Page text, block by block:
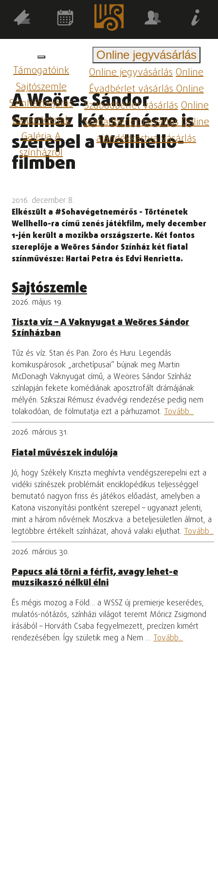
Támogatóink
Sajtószemle
Színházbejárás
csoportoknak
GalériaA
színházról
Online jegyvásárlás
Online jegyvásárlásOnline
Évadbérlet vásárlásOnline
Szabadbérlet vásárlásOnline
Szabadbérlet beváltásOnline
ajándékkártya vásárlás
A Weöres Sándor
Színház két színésze is
szerepel a Wellhello-
filmben
2016. december 8.
Elkészült a #Sohavégetnemérős - Történetek
Wellhello-ra című zenés játékfilm, mely december
1-jén került a mozikba országszerte. Két fontos
szereplője a Weöres Sándor Színház két fiatal
színművésze: Hartai Petra és Edvi Henrietta.
Sajtószemle
2026. május 19.
Tiszta víz – A Vaknyugat a Weöres Sándor
Színházban
Tűz és víz. Stan és Pan. Zoro és Huru. Legendás
komikuspárosok „archetípusai” bújnak meg Martin
McDonagh Vaknyugat című, a Weöres Sándor Színház
színlapján fekete komédiának aposztrofált drámájának
mélyén. Szikszai Rémusz évadvégi rendezése pedig nem
tolakodóan, de fölmutatja ezt a párhuzamot. Tovább...
2026. március 31.
Fiatal művészek indulója
Jó, hogy Székely Kriszta meghívta vendégszerepelni ezt a
vidéki színészek problémáit enciklopédikus teljességgel
bemutató nagyon friss és játékos előadást, amelyben a
Katona viszonyítási pontként szerepel – ugyanazt jelenti,
mint a három nővérnek Moszkva: a beteljesületlen álmot, a
legtöbbre értékelt színházat, ahová valaki eljuthat. Tovább...
2026. március 30.
Papucs alá törni a férfit, avagy lehet-e
muzsikaszó nélkül élni
És mégis mozog a Föld… a WSSZ új premierje keserédes,
mulatós-nótázós, színházi világot teremt Móricz Zsigmond
írásából – Horváth Csaba fegyelmezett, precízen kimért
rendezésében. Így születik meg a Nem … Tovább...